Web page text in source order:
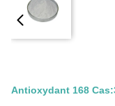
Antioxydant 168